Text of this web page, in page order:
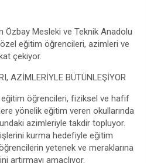
Özbay Mesleki ve Teknik Anadolu
eğitim öğrencileri, azimleri ve
çekiyor.
AZİMLERİYLE BÜTÜNLEŞİYOR
öğrencileri, fiziksel ve hafif
yönelik eğitim veren okullarında
azimleriyle takdir topluyor.
kurma hedefiyle eğitim
yetenek ve meraklarına
artırmayı amaçlıyor.